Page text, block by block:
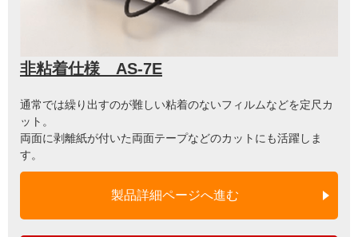
非粘着仕様 AS-7E
通常では繰り出すのが難しい粘着のないフィルムなどを定尺カ
ット。
両面に剥離紙が付いた両面テープなどのカットにも活躍しま
す。
製品詳細ページへ進む